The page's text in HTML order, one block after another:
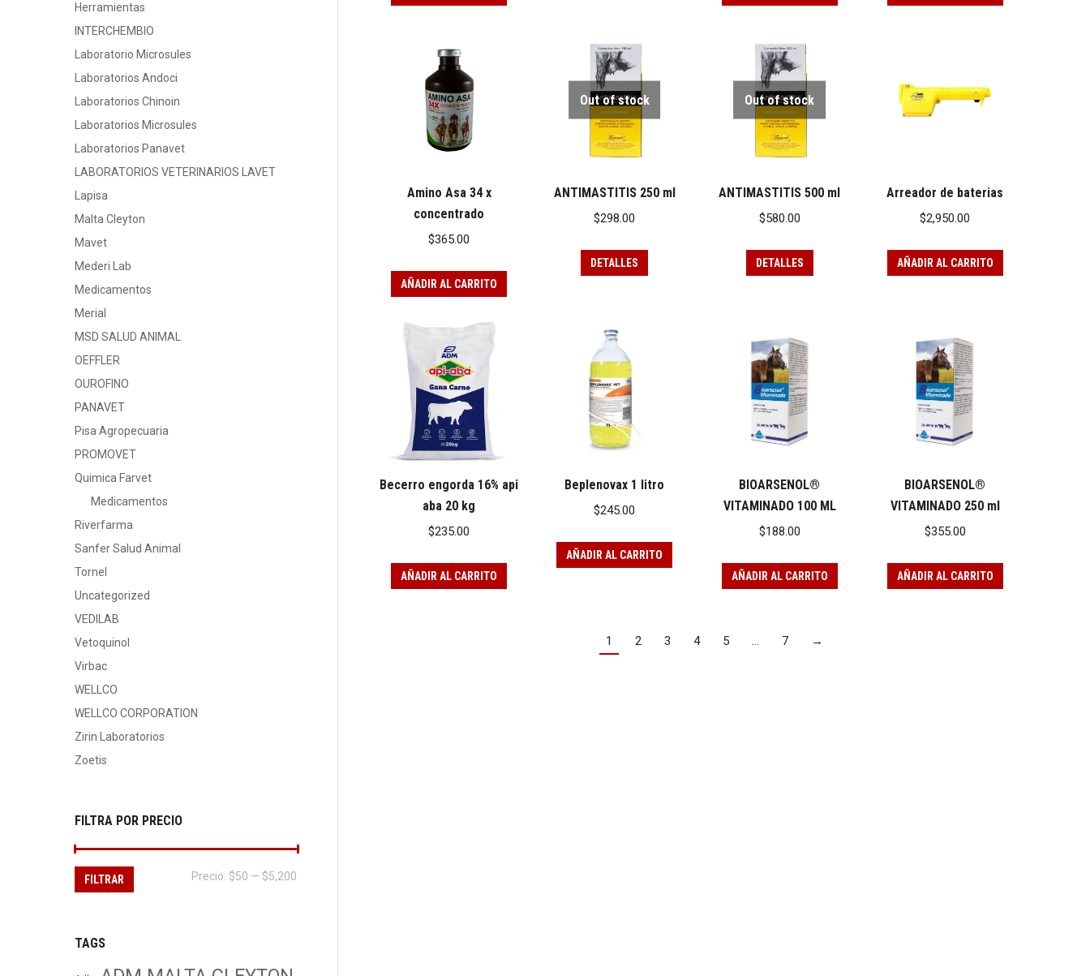
Amino Asa 34 x
concentrado
$365.00
AÑADIR AL CARRITO
Out of stock
ANTIMASTITIS 250 ml
$298.00
DETALLES
Out of stock
ANTIMASTITIS 500 ml
$580.00
DETALLES
Arreador de baterias
$2,950.00
AÑADIR AL CARRITO
Becerro engorda 16% api
aba 20 kg
$235.00
AÑADIR AL CARRITO
Beplenovax 1 litro
$245.00
AÑADIR AL CARRITO
BIOARSENOL®
VITAMINADO 100 ML
$188.00
AÑADIR AL CARRITO
BIOARSENOL®
VITAMINADO 250 ml
$355.00
AÑADIR AL CARRITO
1 2 3 4 5 … 7 →
Herramientas
INTERCHEMBIO
Laboratorio Microsules
Laboratorios Andoci
Laboratorios Chinoin
Laboratorios Microsules
Laboratorios Panavet
LABORATORIOS VETERINARIOS LAVET
Lapisa
Malta Cleyton
Mavet
Mederi Lab
Medicamentos
Merial
MSD SALUD ANIMAL
OEFFLER
OUROFINO
PANAVET
Pisa Agropecuaria
PROMOVET
Quimica Farvet
Medicamentos
Riverfarma
Sanfer Salud Animal
Tornel
Uncategorized
VEDILAB
Vetoquinol
Virbac
WELLCO
WELLCO CORPORATION
Zirin Laboratorios
Zoetis
FILTRA POR PRECIO
FILTRAR Precio: $50 — $5,200
TAGS